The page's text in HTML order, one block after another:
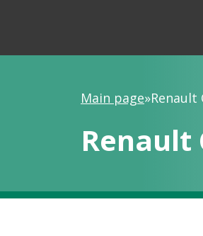
Main page»Renault
Renault